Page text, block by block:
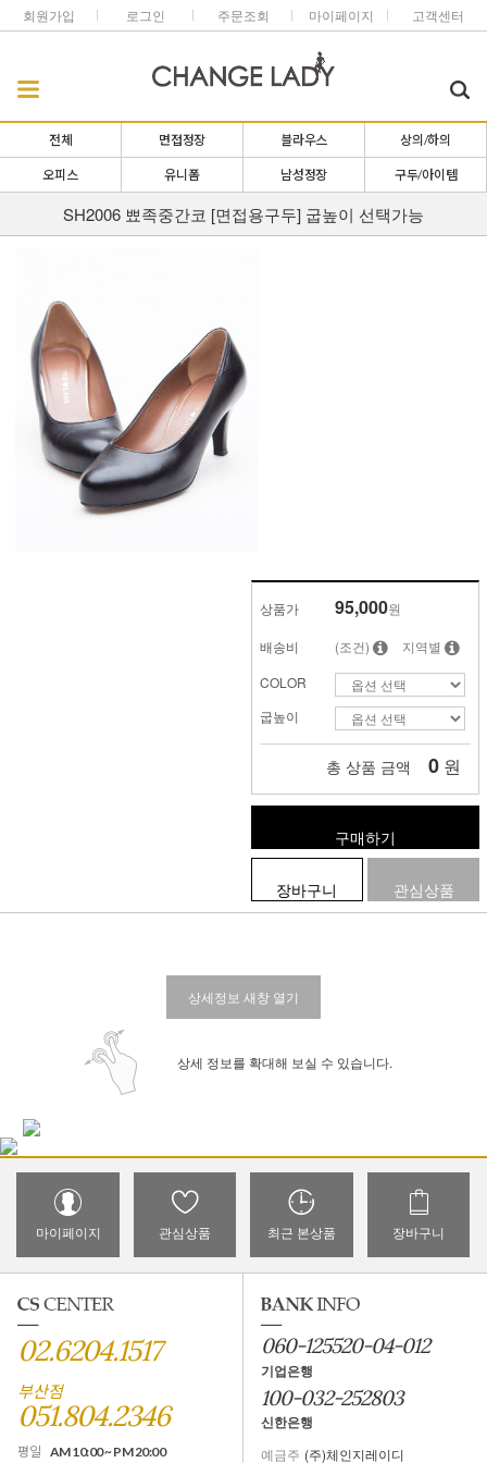
회원가입 로그인 주문조회 마이페이지 고객센터
전체 면접정장 블라우스 상의/하의
오피스 유니폼 남성정장 구두/아이템
SH2006 뾰족중간코 [면접용구두] 굽높이 선택가능
상품가 95,000원
배송비 (조건)
지역별
COLOR
굽높이
총 상품 금액 0 원
구매하기
장바구니 관심상품
상세정보 새창 열기
상세 정보를 확대해 보실 수 있습니다.
마이페이지 관심상품 최근 본상품 장바구니
02.6204.1517
부산점
051.804.2346
평일 AM 10:00 ~ PM 20:00
060-125520-04-012
기업은행
100-032-252803
신한은행
예금주 (주)체인지레이디